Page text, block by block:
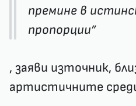
премине в
пропорции”
, заяви източник,
артистичните